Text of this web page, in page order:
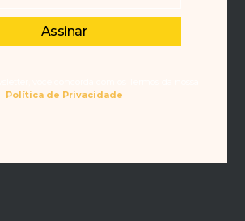
Assinar
Política de Privacidade